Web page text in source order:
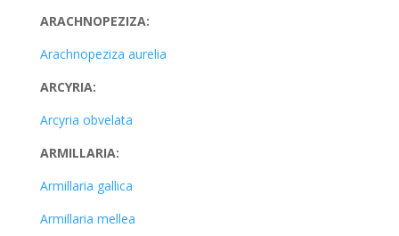
ARACHNOPEZIZA:
Arachnopeziza aurelia
ARCYRIA:
Arcyria obvelata
ARMILLARIA:
Armillaria gallica
Armillaria mellea